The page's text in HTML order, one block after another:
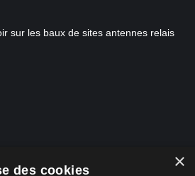
sur les baux de sites antennes relais
×
des cookies